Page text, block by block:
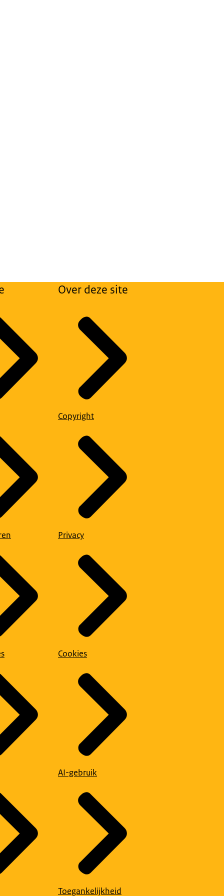
Over deze site
Copyright
Privacy
Cookies
AI-gebruik
Toegankelijkheid